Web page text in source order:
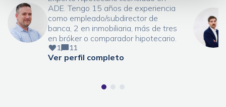
ADE. Tengo 15 años de experiencia
como empleado/subdirector de
banca, 2 en inmobiliaria, más de tres
en bróker o comparador hipotecario.
1 11
Ver perfil completo